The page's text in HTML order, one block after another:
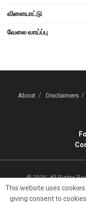
விளையாட்டு
வேலை வாய்ப்பு
About Disclaimers
© 2020, All Rights
This website uses
giving consent to